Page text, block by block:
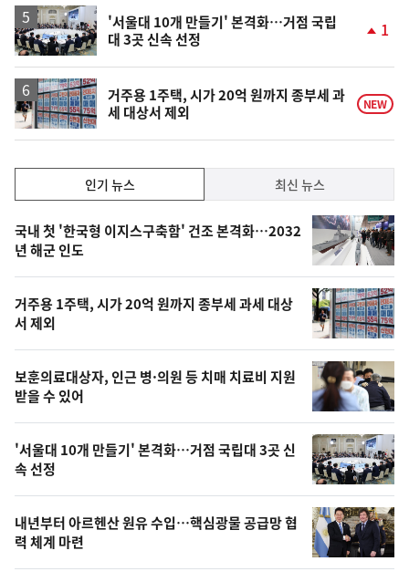
'서울대 10개 만들기' 본격화…거점 국립
대 3곳 신속 선정
계
승
1
거주용 1주택, 시가 20억 원까지 종부세 과
세 대상서 제외
NEW
기,
최
신,
오
늘
의
영
상
오
늘
의
사
진
인기 뉴스 최신 뉴스
기
뉴
스
국내 첫 '한국형 이지스구축함' 건조 본격화…2032
년 해군 인도
거주용 1주택, 시가 20억 원까지 종부세 과세 대상
서 제외
보훈의료대상자, 인근 병·의원 등 치매 치료비 지원
받을 수 있어
'서울대 10개 만들기' 본격화…거점 국립대 3곳 신
속 선정
내년부터 아르헨산 원유 수입…핵심광물 공급망 협
력 체계 마련